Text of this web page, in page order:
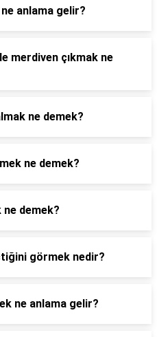
anlama gelir?
merdiven çıkmak ne
ne demek?
ne demek?
demek?
görmek nedir?
ne anlama gelir?